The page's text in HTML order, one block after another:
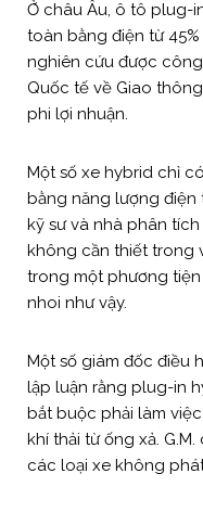
Ở châu Âu, ô tô plug-
toàn bằng điện từ
nghiên cứu được
Quốc tế về Giao
phi lợi nhuận.
Một số xe hybrid chỉ
bằng năng lượng điện
kỹ sư và nhà phân
không cần thiết trong
trong một phương
nhoi như vậy.
Một số giám đốc điều
lập luận rằng plug-in
bắt buộc phải làm
khí thải từ ống xả.
các loại xe không